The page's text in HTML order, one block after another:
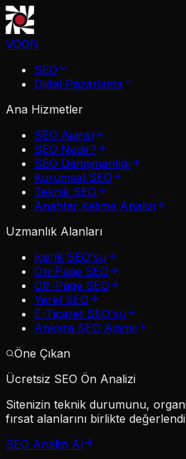
VOON
SEO
Dijital Pazarlama
Ana Hizmetler
SEO Ajansı
SEO Nedir?
SEO Danışmanlığı
Kurumsal SEO
Teknik SEO
Anahtar Kelime Analizi
Uzmanlık Alanları
İçerik SEO'su
On-Page SEO
Off-Page SEO
Yerel SEO
E-Ticaret SEO'su
Ankara SEO Ajansı
Öne Çıkan
Ücretsiz SEO Ön Analizi
Sitenizin teknik durumunu,
fırsat alanlarını birlikte
SEO Analizi Al